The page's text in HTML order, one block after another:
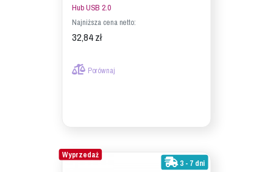
Hub USB 2.0
Najniższa cena netto:
32,84 zł
Porównaj
3 - 7 dni
Wyprzedaż